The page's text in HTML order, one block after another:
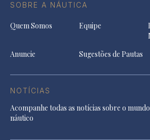
SOBRE A NÁUTICA
Quem Somos Equipe
Anuncie
Sugestões de Pautas
NOTÍCIAS
Acompanhe todas as notícias sobre o mundo
náutico